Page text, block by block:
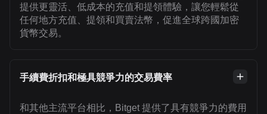
提供更靈活、低成本的充值和提領體驗，讓您輕鬆從
任何地方充值、提領和買賣法幣，促進全球跨國加密
貨幣交易。
手續費折扣和極具競爭力的交易費率
和其他主流平台相比，Bitget 提供了具有競爭力的費用